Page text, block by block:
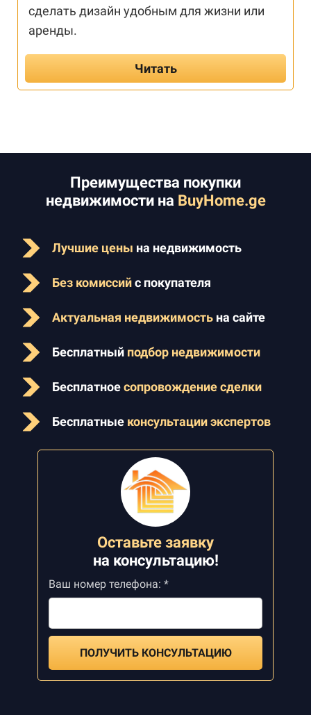
сделать дизайн удобным для жизни или
аренды.
Читать
Преимущества покупки
недвижимости на BuyHome.ge
Лучшие цены на недвижимость
Без комиссийс покупателя
Актуальная недвижимость на сайте
Бесплатный подбор недвижимости
Бесплатноесопровождение сделки
Бесплатные консультации экспертов
Оставьте заявку
на консультацию!
Ваш номер телефона: *
ПОЛУЧИТЬ КОНСУЛЬТАЦИЮ